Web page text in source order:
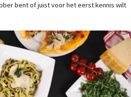
bent of juist voor het eerst kennis wilt